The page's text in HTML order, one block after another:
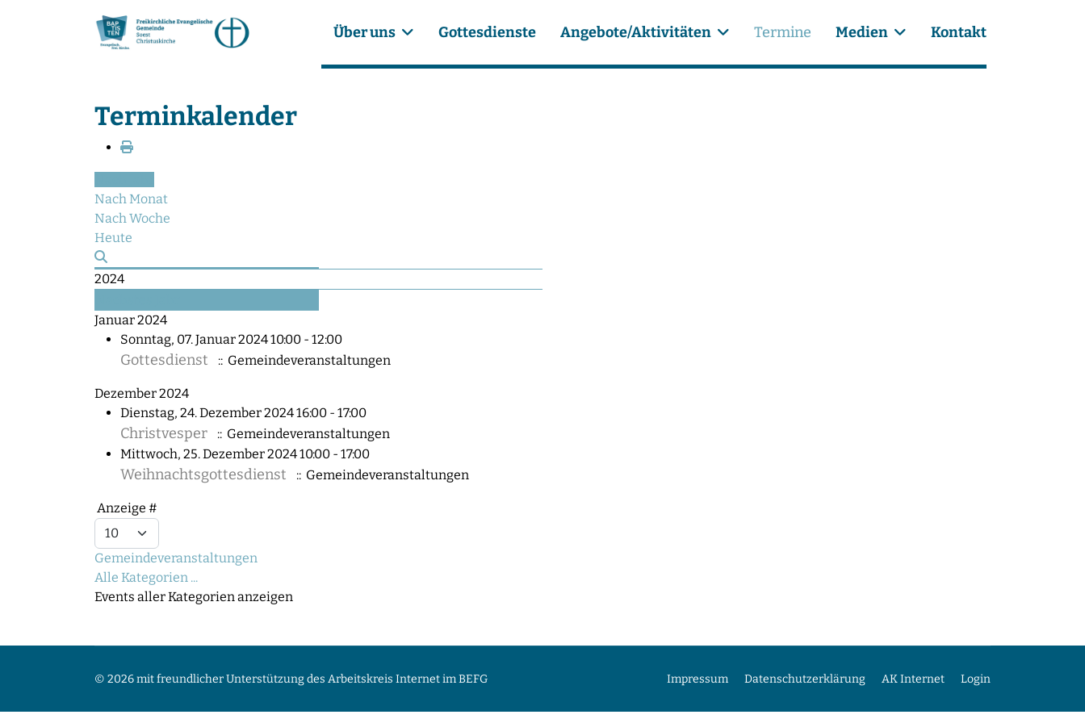
Über uns Gottesdienste Angebote/Aktivitäten Termine Medien Kontakt
Terminkalender
Nach Monat
Nach Woche
Heute
2024
Januar 2024
Sonntag, 07. Januar 2024 10:00 - 12:00
Gottesdienst :: Gemeindeveranstaltungen
Dezember 2024
Dienstag, 24. Dezember 2024 16:00 - 17:00
Christvesper
:: Gemeindeveranstaltungen
Mittwoch, 25. Dezember 2024 10:00 - 17:00
Weihnachtsgottesdienst :: Gemeindeveranstaltungen
Limite der Paginierungsliste
Anzeige #
Gemeindeveranstaltungen
Alle Kategorien ...
Events aller Kategorien anzeigen
© 2026 mit freundlicher Unterstützung des Arbeitskreis Internet im BEFG Impressum Datenschutzerklärung AK Internet Login